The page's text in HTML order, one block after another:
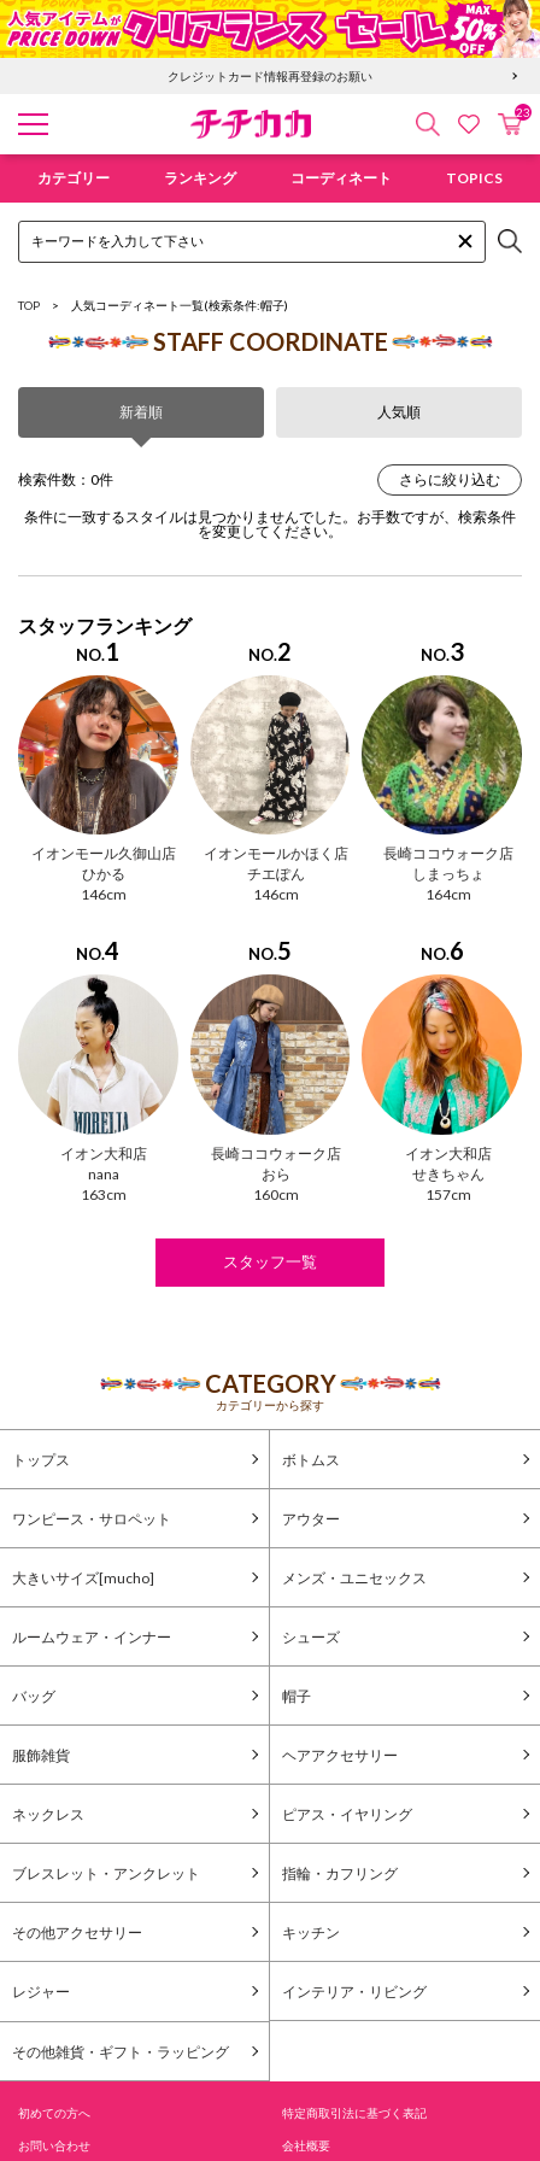
クレジットカード情報再登録のお願い
検索 お気にカ
23
カテゴリー ランキング コーディネート TOPICS
TOP 人気コーディネート一覧(検索条件:帽子)
STAFF COORDINATE
新着順 人気順
検索件数：0件 さらに絞り込む
条件に一致するスタイルは見つかりませんでした。お手数ですが、検索条件
を変更してください。
スタッフランキング
NO.1
イオンモール久御山店
ひかる
146cm
NO.2
イオンモールかほく店
チエぽん
146cm
NO.3
長崎ココウォーク店
しまっちょ
164cm
NO.4
イオン大和店
nana
163cm
NO.5
長崎ココウォーク店
おら
160cm
NO.6
イオン大和店
せきちゃん
157cm
スタッフ一覧
CATEGORY
カテゴリーから探す
トップス ボトムス
ワンピース・サロペット アウター
大きいサイズ[mucho] メンズ・ユニセックス
ルームウェア・インナー シューズ
バッグ 帽子
服飾雑貨 ヘアアクセサリー
ネックレス ピアス・イヤリング
ブレスレット・アンクレット 指輪・カフリング
その他アクセサリー キッチン
レジャー インテリア・リビング
その他雑貨・ギフト・ラッピング
初めての方へ 特定商取引法に基づく表記
お問い合わせ 会社概要